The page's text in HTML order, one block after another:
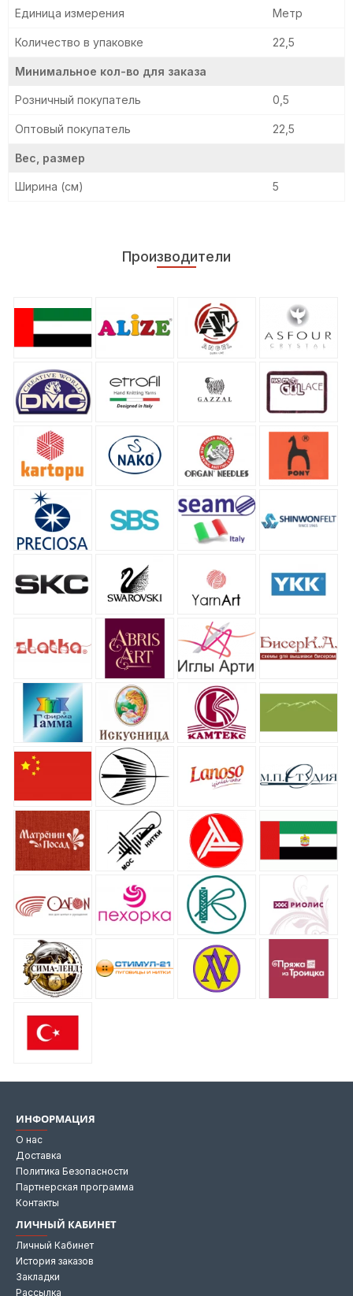
Единица измерения Метр
Количество в упаковке 22,5
Минимальное кол-во для заказа
Розничный покупатель 0,5
Оптовый покупатель 22,5
Вес, размер
Ширина (см) 5
Производители
ИНФОРМАЦИЯ
О нас
Доставка
Политика Безопасности
Партнерская программа
Контакты
ЛИЧНЫЙ КАБИНЕТ
Личный Кабинет
История заказов
Закладки
Рассылка